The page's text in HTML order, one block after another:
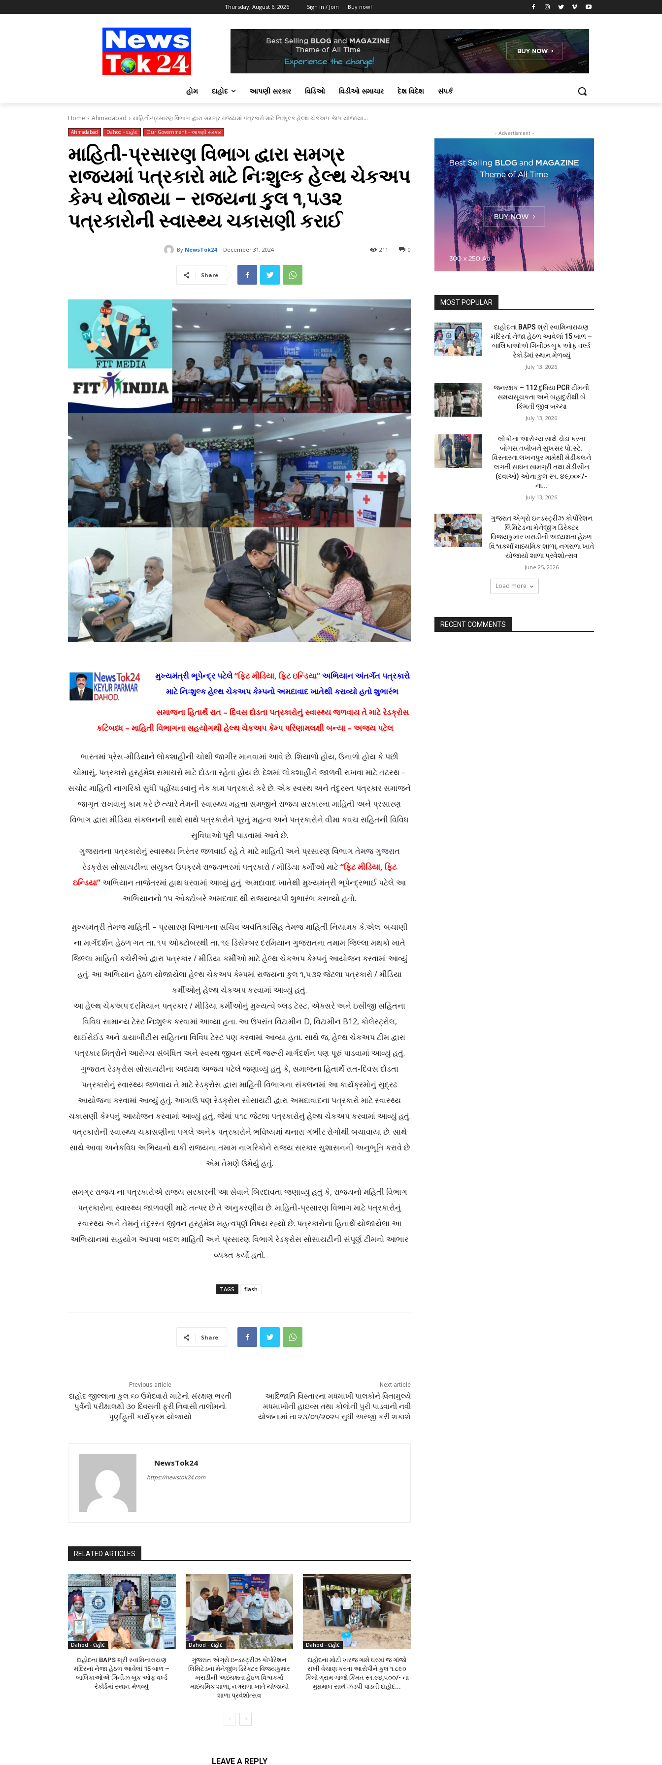
Thursday, August 6, 2026 Sign in / Join Buy now!
હોમ દાહોદ આપણી સરકાર વિડિઓ વિડીઓ સમાચાર દેશ વિદેશ સંપર્ક
Home Ahmadabad માહિતી-પ્રસારણ વિભાગ દ્વારા સમગ્ર રાજ્યમાં પત્રકારો માટે નિઃશુલ્ક હેલ્થ ચેકઅપ કેમ્પ યોજાયા...
Ahmadabad Dahod - દાહોદ Our Government - આપણી સરકાર
માહિતી-પ્રસારણ વિભાગ દ્વારા સમગ્ર
રાજ્યમાં પત્રકારો માટે નિઃશુલ્ક હેલ્થ ચેકઅપ
કેમ્પ યોજાયા – રાજ્યના કુલ ૧,૫૩૨
પત્રકારોની સ્વાસ્થ્ય ચકાસણી કરાઈ
By NewsTok24 December 31, 2024 0
211
Share
મુખ્યમંત્રી ભૂપેન્દ્ર પટેલે“ફિટ મીડિયા, ફિટ ઇન્ડિયા”અભિયાન અંતર્ગત પત્રકારો
માટે નિઃશુલ્ક હેલ્થ ચેકઅપ કેમ્પનો અમદાવાદ ખાતેથી કરાવ્યો હતો શુભારંભ
સમાજના હિતાર્થે રાત – દિવસ દોડતા પત્રકારોનું સ્વાસ્થ્ય જળવાય તે માટે રેડક્રોસ
કટિબધ્ધ – માહિતી વિભાગના સહયોગથી હેલ્થ ચેકઅપ કેમ્પ પરિણામલક્ષી બન્યા – અજય પટેલ
ભારતમાં પ્રેસ-મીડિયાને લોકશાહીની ચોથી જાગીર માનવામાં આવે છે. શિયાળો હોય, ઉનાળો હોય કે પછી
ચોમાસું, પત્રકારો હરહંમેશ સમાચરો માટે દોડતા રહેતા હોય છે. દેશમાં લોકશાહીને જાળવી રાખવા માટે તટસ્થ –
સચોટ માહિતી નાગરિકો સુધી પહોંચાડવાનું નેક કામ પત્રકારો કરે છે. એક સ્વસ્થ અને તંદુરસ્ત પત્રકાર સમાજને
જાગૃત રાખવાનું કામ કરે છે ત્યારે તેમની સ્વાસ્થ્ય મહત્તા સમજીને રાજ્ય સરકારના માહિતી અને પ્રસારણ
વિભાગ દ્વારા મીડિયા સંકલનની સાથે સાથે પત્રકારોને પૂરતું મહત્વ અને પત્રકારોને વીમા કવચ સહિતની વિવિધ
સુવિધાઓ પૂરી પાડવામાં આવે છે.
ગુજરાતના પત્રકારોનું સ્વાસ્થ્ય નિરંતર જળવાઈ રહે તે માટે માહિતી અને પ્રસારણ વિભાગ તેમજ ગુજરાત
રેડક્રોસ સોસાયટીના સંયુક્ત ઉપક્રમે રાજ્યભરમાં પત્રકારો / મીડિયા કર્મીઓ માટે“ફિટ મીડિયા, ફિટ
ઇન્ડિયા”અભિયાન તાજેતરમાં હાથ ધરવામાં આવ્યું હતું. અમદાવાદ ખાતેથી મુખ્યમંત્રી ભૂપેન્દ્રભાઈ પટેલે આ
અભિયાનનો ૧૫ ઓક્ટોબરે અમદવાદ થી રાજ્યવ્યાપી શુભારંભ કરાવ્યો હતો.
મુખ્યમંત્રી તેમજ માહિતી – પ્રસારણ વિભાગના સચિવ અવંતિકાસિંહ તેમજ માહિતી નિયામક કે.એલ. બચાણી
ના માર્ગદર્શન હેઠળ ગત તા. ૧૫ ઓક્ટોબરથી તા. ૧૯ ડિસેમ્બર દરમિયાન ગુજરાતના તમામ જિલ્લા મથકો ખાતે
જિલ્લા માહિતી કચેરીઓ દ્વારા પત્રકાર / મીડિયા કર્મીઓ માટે હેલ્થ ચેકઅપ કેમ્પનું આયોજન કરવામાં આવ્યું
હતું. આ અભિયાન હેઠળ યોજાયેલા હેલ્થ ચેકઅપ કેમ્પમાં રાજ્યના કુલ ૧,૫૩૨ જેટલા પત્રકારો / મીડિયા
કર્મીઓનું હેલ્થ ચેકઅપ કરવામાં આવ્યું હતું.
આ હેલ્થ ચેકઅપ દરમિયાન પત્રકાર / મીડિયા કર્મીઓનું મુખ્યત્વે બ્લડ ટેસ્ટ, એક્સરે અને ઇસીજી સહિતના
વિવિધ સામાન્ય ટેસ્ટ નિ:શુલ્ક કરવામાં આવ્યા હતા. આ ઉપરાંત વિટામીન D, વિટામીન B12, કોલેસ્ટ્રોલ,
થાઈરોઈડ અને ડાયાબીટીસ સહિતના વિવિધ ટેસ્ટ પણ કરવામાં આવ્યા હતા. સાથે જ, હેલ્થ ચેકઅપ ટીમ દ્વારા
પત્રકાર મિત્રોને આરોગ્ય સંબંધિત અને સ્વસ્થ જીવન સંદર્ભે જરૂરી માર્ગદર્શન પણ પૂરું પાડવામાં આવ્યું હતું.
ગુજરાત રેડક્રોસ સોસાયટીના અધ્યક્ષ અજય પટેલે જણાવ્યું હતું કે, સમાજના હિતાર્થે રાત-દિવસ દોડતા
પત્રકારોનું સ્વાસ્થ્ય જળવાય તે માટે રેડક્રોસ દ્વારા માહિતી વિભાગના સંકલનમાં આ કાર્યક્રમોનું સુદ્રઢ
આયોજના કરવામાં આવ્યું હતું. આગાઉ પણ રેડક્રોસ સોસાયટી દ્વારા અમદાવાદના પત્રકારો માટે સ્વાસ્થ્ય
ચકાસણી કેમ્પનું આયોજન કરવામાં આવ્યું હતું, જેમાં ૫૧૮ જેટલા પત્રકારોનું હેલ્થ ચેકઅપ કરવામાં આવ્યું હતું.
પત્રકારોની સ્વાસ્થ્ય ચકાસણીના પગલે અનેક પત્રકારોને ભવિષ્યમાં થનારા ગંભીર રોગોથી બચાવાયા છે. સાથે
સાથે આવા અનેકવિધ અભિયાનો થકી રાજ્યના તમામ નાગરિકોને રાજ્ય સરકાર સુશાસનની અનુભૂતિ કરાવે છે
એમ તેમણે ઉમેર્યું હતું.
સમગ્ર રાજ્ય ના પત્રકારોએ રાજ્ય સરકારની આ સેવાને બિરદાવતા જણાવ્યું હતું કે, રાજ્યનો મહિતી વિભાગ
પત્રકારોના સ્વાસ્થ્ય જાળવણી માટે તત્પર છે તે અનુકરણીય છે. માહિતી-પ્રસારણ વિભાગ માટે પત્રકારોનું
સ્વાસ્થ્ય અને તેમનું તંદુરસ્ત જીવન હરહંમેશ મહત્વપૂર્ણ વિષય રહ્યો છે. પત્રકારોના હિતાર્થે યોજાયેલા આ
અભિયાનમાં સહયોગ આપવા બદલ માહિતી અને પ્રસારણ વિભાગે રેડક્રોસ સોસાયટીની સંપૂર્ણ ટીમનો આભાર
વ્યક્ત કર્યો હતો.
TAGS flash
Share
Previous article
દાહોદ જીલ્લાના કુલ ૬૦ ઉમેદવારો માટેનો સંરક્ષણ ભરતી
પુર્વેની પરીક્ષાલક્ષી ૩૦ દિવસની ફ્રી નિવાસી તાલીમનો
પુર્ણાહુતી કાર્યક્રમ યોજાયો
Next article
આદિજાતિ વિસ્તારના મધમાખી પાલકોને વિનામુલ્યે
મધમાખીની હાઇવ્સ તથા કોલોની પુરી પાડવાની નવી
યોજનામાં તા.૨૩/૦૧/૨૦૨૫ સુધી અરજી કરી શકાશે
NewsTok24
https://newstok24.com
RELATED ARTICLES
Dahod - દાહોદ
દાહોદના BAPS શ્રી સ્વામિનારાયણ
મંદિરનાં નેજા હેઠળ આવેલાં 15 બાળ –
બાલિકાઓએ ગિનીઝ બુક ઓફ વર્લ્ડ
રેકોર્ડમાં સ્થાન મેળવ્યું
Dahod - દાહોદ
ગુજરાત એગ્રો ઇન્ડસ્ટ્રીઝ કોર્પોરેશન
લિમિટેડના મેનેજીંગ ડિરેક્ટર વિજયકુમાર
ખરાડીની અધ્યક્ષતા હેઠળ વિશ્વકર્મા
માધ્યમિક શાળા, નગરાળા ખાતે યોજાયો
શાળા પ્રવેશોત્સવ
Dahod - દાહોદ
દાહોદના મોટી ખરજ ગામે ઘરમાં જ ગાંજો
રાખી વેચાણ કરતા આરોપીને કુલ ૧.૮૯૦
કિલો ગ્રામ ગાંજો કિંમત રૂા.૯૪,૫૦૦/- ના
મુદ્દામાલ સાથે ઝડપી પાડતી દાહોદ...
LEAVE A REPLY
- Advertisment -
MOST POPULAR
દાહોદના BAPS શ્રી સ્વામિનારાયણ
મંદિરનાં નેજા હેઠળ આવેલાં 15 બાળ –
બાલિકાઓએ ગિનીઝ બુક ઓફ વર્લ્ડ
રેકોર્ડમાં સ્થાન મેળવ્યું
July 13, 2026
જનરક્ષક – 112 દુધિયા PCR ટીમની
સમયસૂચકતા અને બહાદુરીથી બે
કિંમતી જીવ બચ્યા
July 13, 2026
લોકોના આરોગ્ય સાથે ચેડાં કરતા
બોગસ તબીબને સુખસર પો.સ્ટે.
વિસ્તારના લખનપુર ગામેથી મેડીકલને
લગતી સાધન સામગ્રી તથા મેડીસીન
(દવાઓ) ઓના કુલ રૂા. ૪૯,૦૦૬/-
ના...
July 13, 2026
ગુજરાત એગ્રો ઇન્ડસ્ટ્રીઝ કોર્પોરેશન
લિમિટેડના મેનેજીંગ ડિરેક્ટર
વિજયકુમાર ખરાડીની અધ્યક્ષતા હેઠળ
વિશ્વકર્મા માધ્યમિક શાળા, નગરાળા ખાતે
યોજાયો શાળા પ્રવેશોત્સવ
June 25, 2026
Load more
RECENT COMMENTS